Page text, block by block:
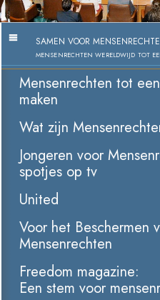
SAMEN VOOR
MENSENRECHTEN WERELDWIJD TOT
Mensenrechten tot
maken
Wat zijn
Jongeren voor
spotjes op tv
United
Voor het Beschermen
Mensenrechten
Freedom magazine:
Een stem voor